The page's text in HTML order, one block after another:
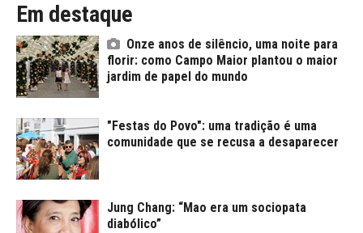
Em destaque
Onze anos de silêncio, uma noite para
florir: como Campo Maior plantou o maior
jardim de papel do mundo
"Festas do Povo": uma tradição é uma
comunidade que se recusa a desaparecer
Jung Chang: “Mao era um sociopata
diabólico”